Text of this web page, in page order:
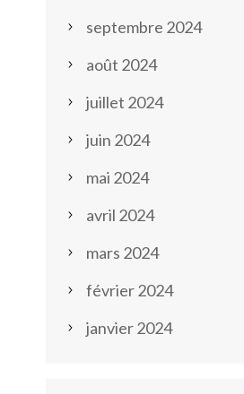
septembre 2024
août 2024
juillet 2024
juin 2024
mai 2024
avril 2024
mars 2024
février 2024
janvier 2024